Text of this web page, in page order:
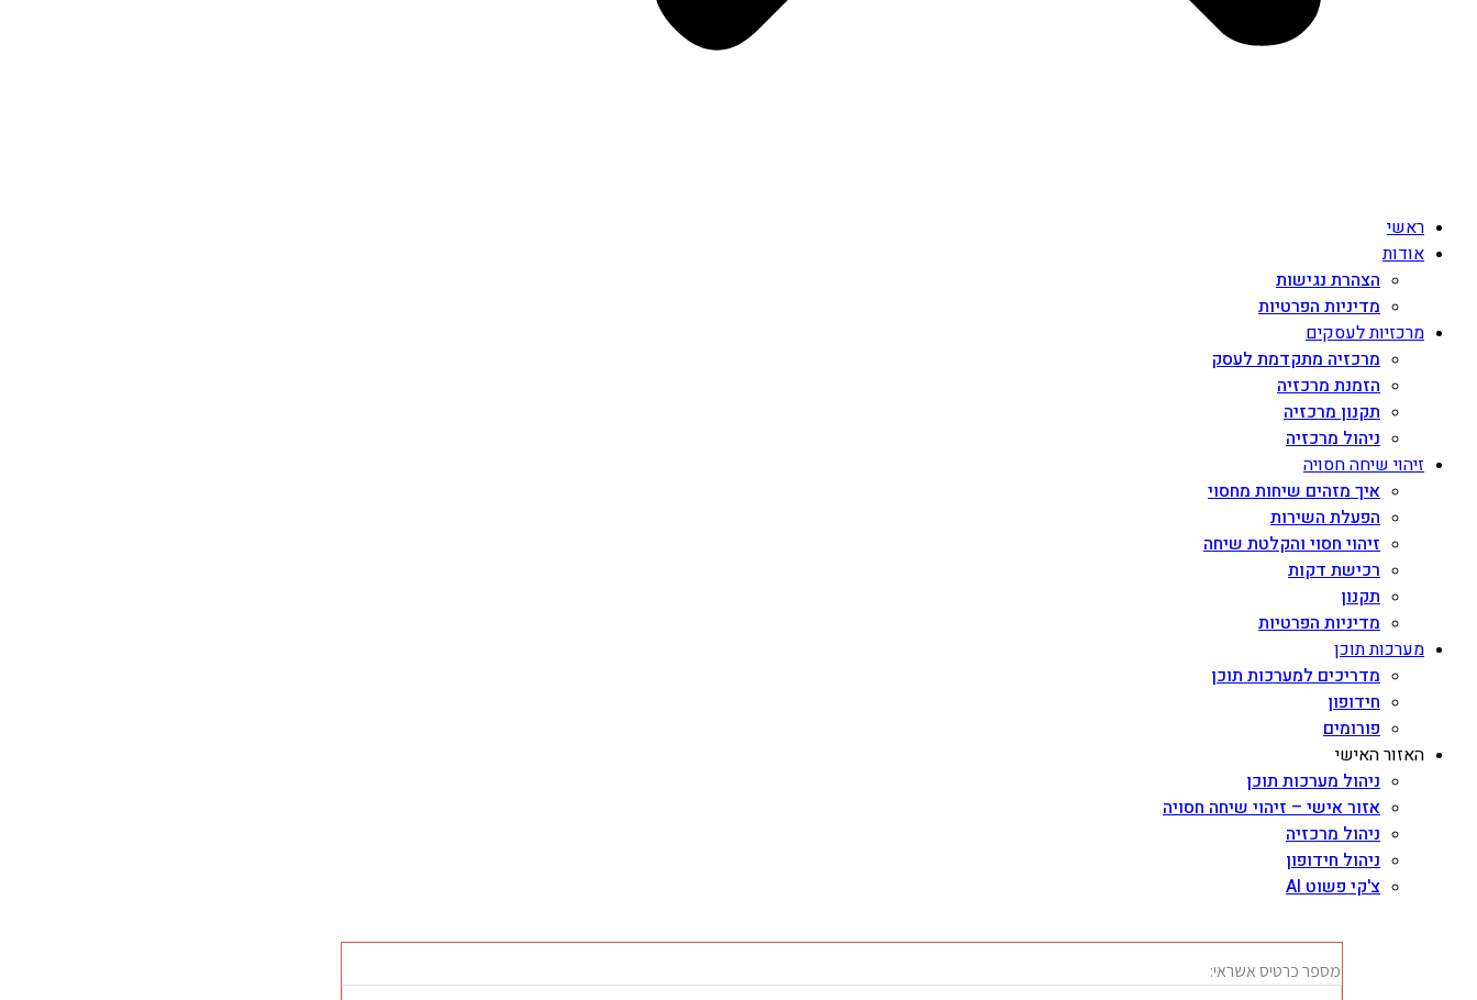
ראשי
אודות
הצהרת נגישות
מדיניות הפרטיות
מרכזיות לעסקים
מרכזיה מתקדמת לעסק
הזמנת מרכזיה
תקנון מרכזיה
ניהול מרכזיה
זיהוי שיחה חסויה
איך מזהים שיחות מחסוי
הפעלת השירות
זיהוי חסוי והקלטת שיחה
רכישת דקות
תקנון
מדיניות הפרטיות
מערכות תוכן
מדריכים למערכות תוכן
חידופון
פורומים
האזור האישי
ניהול מערכות תוכן
אזור אישי – זיהוי שיחה חסויה
ניהול מרכזיה
ניהול חידופון
צ'קי פשוט AI